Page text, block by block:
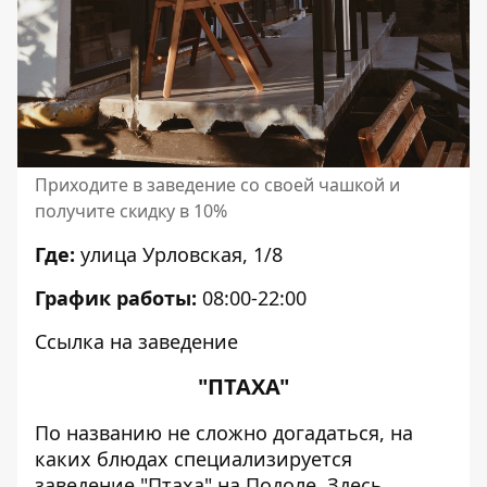
Приходите в заведение со своей чашкой и
получите скидку в 10%
Где: улица Урловская, 1/8
График работы: 08:00-22:00
Ссылка на заведение
"ПТАХА"
По названию не сложно догадаться, на
каких блюдах специализируется